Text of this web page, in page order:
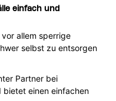
einfach und
allem sperrige
selbst zu entsorgen
Partner bei
bietet einen einfachen